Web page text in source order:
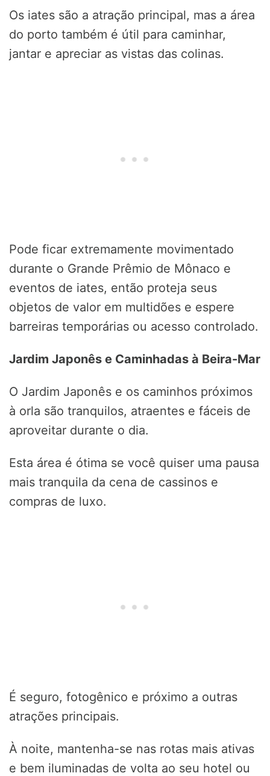
Os iates são a atração principal, mas a área
do porto também é útil para caminhar,
jantar e apreciar as vistas das colinas.
Pode ficar extremamente movimentado
durante o Grande Prêmio de Mônaco e
eventos de iates, então proteja seus
objetos de valor em multidões e espere
barreiras temporárias ou acesso controlado.
Jardim Japonês e Caminhadas à Beira-Mar
O Jardim Japonês e os caminhos próximos
à orla são tranquilos, atraentes e fáceis de
aproveitar durante o dia.
Esta área é ótima se você quiser uma pausa
mais tranquila da cena de cassinos e
compras de luxo.
É seguro, fotogênico e próximo a outras
atrações principais.
À noite, mantenha-se nas rotas mais ativas
e bem iluminadas de volta ao seu hotel ou